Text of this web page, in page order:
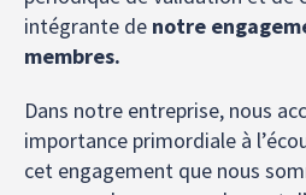
intégrante de notre
membres.
Dans notre entreprise, nous
importance primordiale à
cet engagement que nous